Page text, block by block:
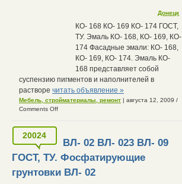
Донецк
КО- 168 КО- 169 КО- 174 ГОСТ,
ТУ. Эмаль КО- 168, КО- 169, КО-
174 Фасадные эмали: КО- 168,
КО- 169, КО- 174. Эмаль КО-
168 представляет собой
суспензию пигментов и наполнителей в
растворе читать объявление »
Мебель, стройматериалы, ремонт | августа 12, 2009 /
Comments Off
20024
ВЛ- 02 ВЛ- 023 ВЛ- 09
ГОСТ, ТУ. Фосфатирующие
грунтовки ВЛ- 02